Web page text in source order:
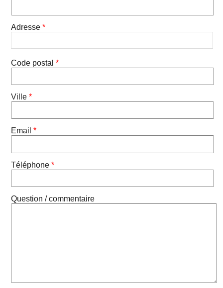
Adresse*
Code postal*
Ville*
Email*
Téléphone*
Question / commentaire